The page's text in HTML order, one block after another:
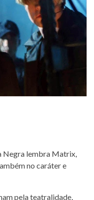
Negra lembra Matrix,
no caráter e
pela teatralidade,